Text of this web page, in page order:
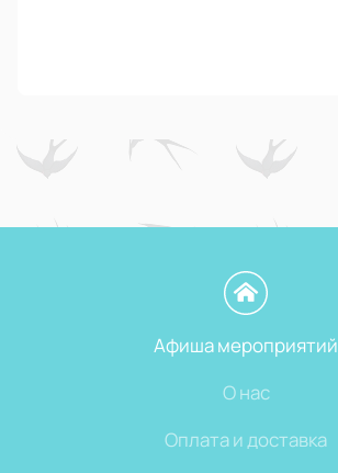
Афиша мероприятий
О нас
Оплата и доставка